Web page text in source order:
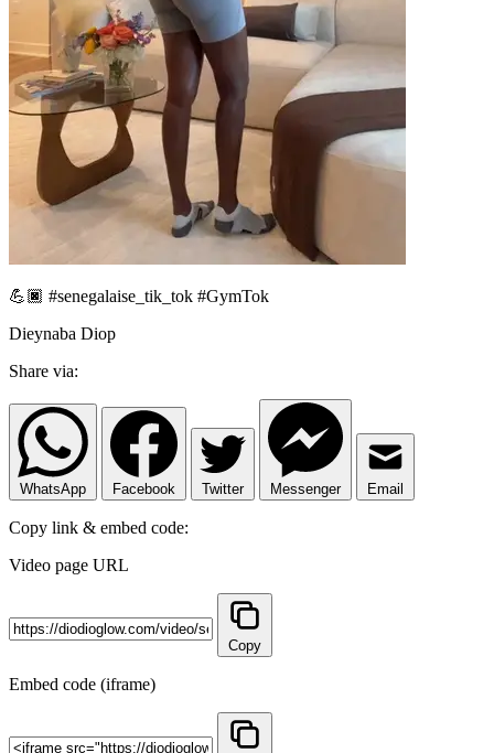
💪🏿 #senegalaise_tik_tok #GymTok
Dieynaba Diop
Share via:
WhatsApp Facebook Twitter Messenger Email
Copy link & embed code:
Video page URL
Copy
Embed code (iframe)